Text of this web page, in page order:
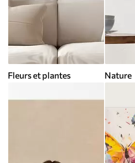
Fleurs et plantes Nature